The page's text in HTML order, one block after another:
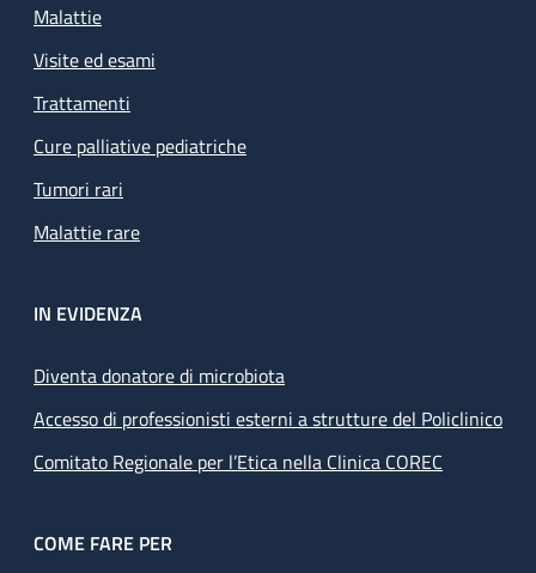
Malattie
Visite ed esami
Trattamenti
Cure palliative pediatriche
Tumori rari
Malattie rare
IN EVIDENZA
Diventa donatore di microbiota
Accesso di professionisti esterni a strutture del Policlinico
Comitato Regionale per l’Etica nella Clinica COREC
COME FARE PER